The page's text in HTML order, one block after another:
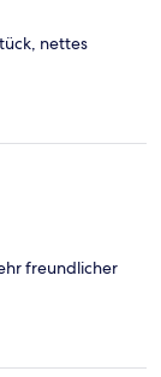
nettes
freundlicher